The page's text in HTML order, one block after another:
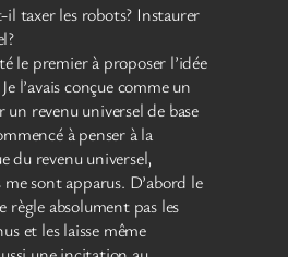
il taxer les robots? Instaurer
le premier à proposer l’idée
l’avais conçue comme un
revenu universel de base
à penser à la
du revenu universel,
me sont apparus. D’abord le
règle absolument pas les
et les laisse même